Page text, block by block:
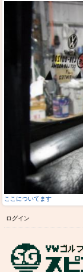
ここについてます
ログイン